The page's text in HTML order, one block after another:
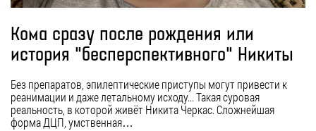
Кома сразу после рождения или
история "бесперспективного" Никиты
Без препаратов, эпилептические приступы могут привести к
реанимации и даже летальному исходу... Такая суровая
реальность, в которой живёт Никита Черкас. Сложнейшая
форма ДЦП, умственная…